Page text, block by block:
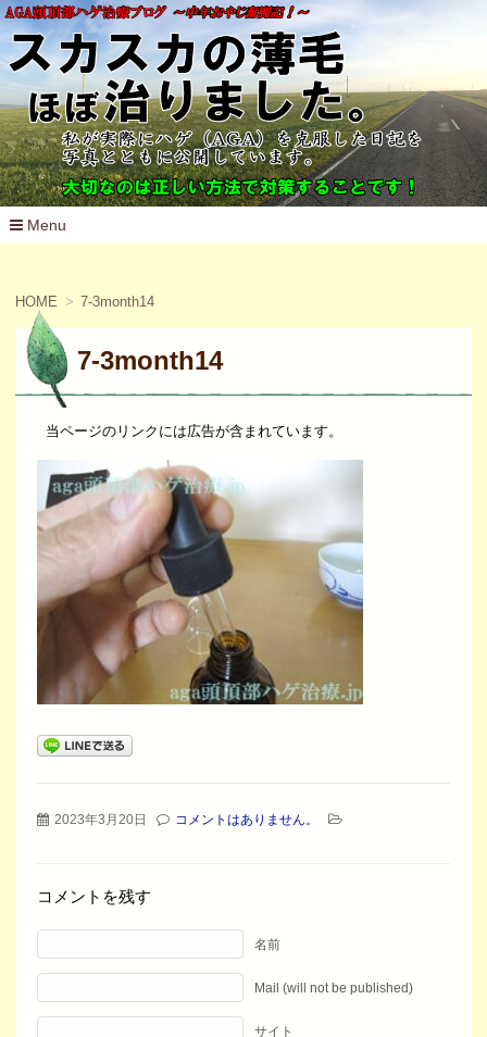
Menu
HOME 7-3month14
7-3month14
当ページのリンクには広告が含まれています。
2023年3月20日 コメントはありません。
コメントを残す
名前
Mail (will not be published)
サイト